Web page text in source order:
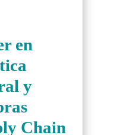
en
y
Chain